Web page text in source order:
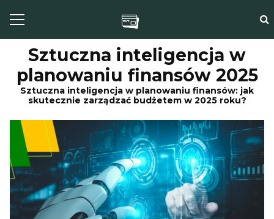
Sztuczna inteligencja w
planowaniu finansów 2025
Sztuczna inteligencja w planowaniu finansów: jak
skutecznie zarządzać budżetem w 2025 roku?